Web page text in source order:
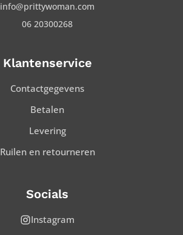
info@prittywoman.com
06 20300268
Klantenservice
Contactgegevens
Betalen
Levering
Ruilen en retourneren
Socials
Instagram